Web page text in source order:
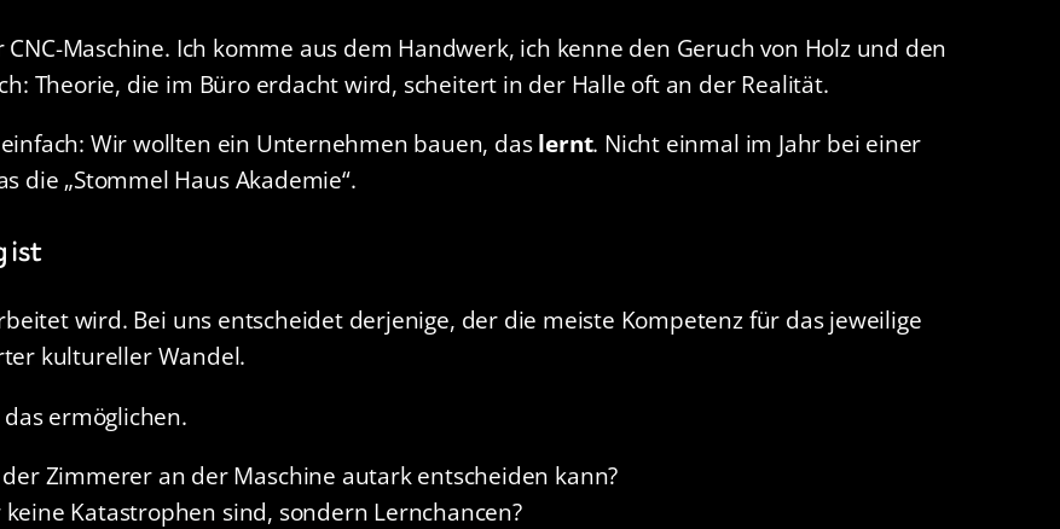
Maschine. Ich komme aus dem Handwerk, ich kenne den Geruch von Holz und den
Theorie, die im Büro erdacht wird, scheitert in der Halle oft an der Realität.
Wir wollten ein Unternehmen bauen, daslernt. Nicht einmal im Jahr bei einer
die „Stommel Haus Akademie“.
ist
wird. Bei uns entscheidet derjenige, der die meiste Kompetenz für das jeweilige
kultureller Wandel.
ermöglichen.
Zimmerer an der Maschine autark entscheiden kann?
Katastrophen sind, sondern Lernchancen?